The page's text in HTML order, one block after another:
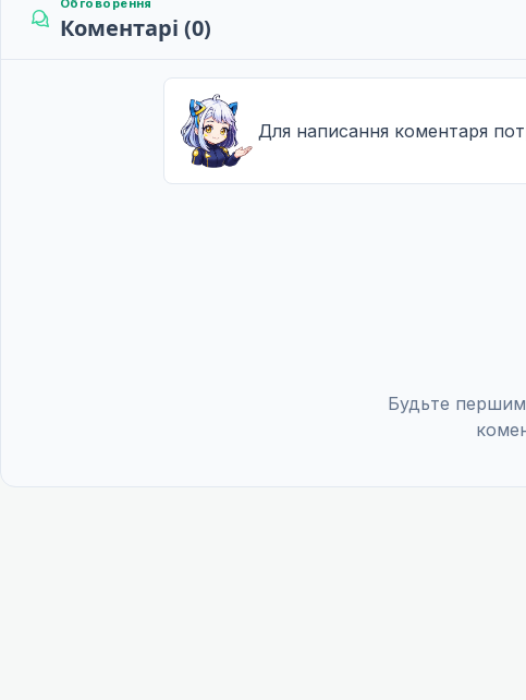
Обговорення
Коментарі (0)
Для написання коментаря
Будьте